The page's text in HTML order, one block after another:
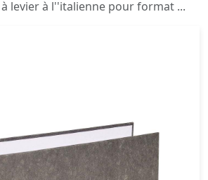
à levier à l''italienne pour format ...